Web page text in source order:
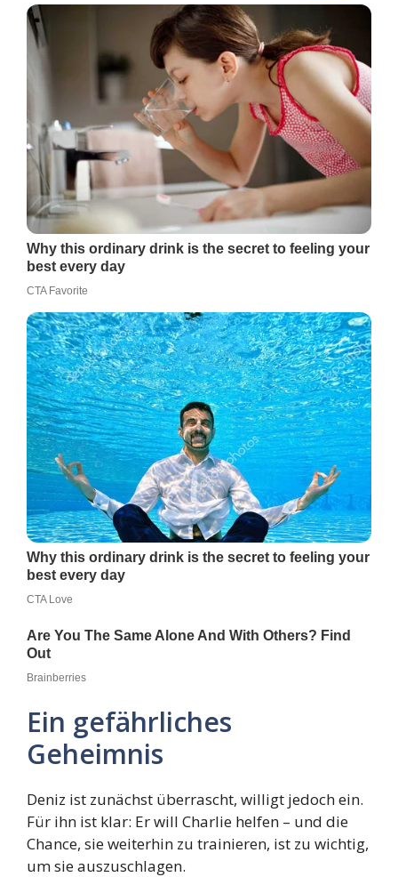
Ein gefährliches
Geheimnis
Deniz ist zunächst überrascht, willigt jedoch ein.
Für ihn ist klar: Er will Charlie helfen – und die
Chance, sie weiterhin zu trainieren, ist zu wichtig,
um sie auszuschlagen.